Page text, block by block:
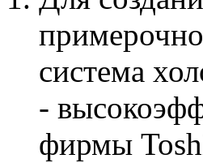
система
-
фирмы